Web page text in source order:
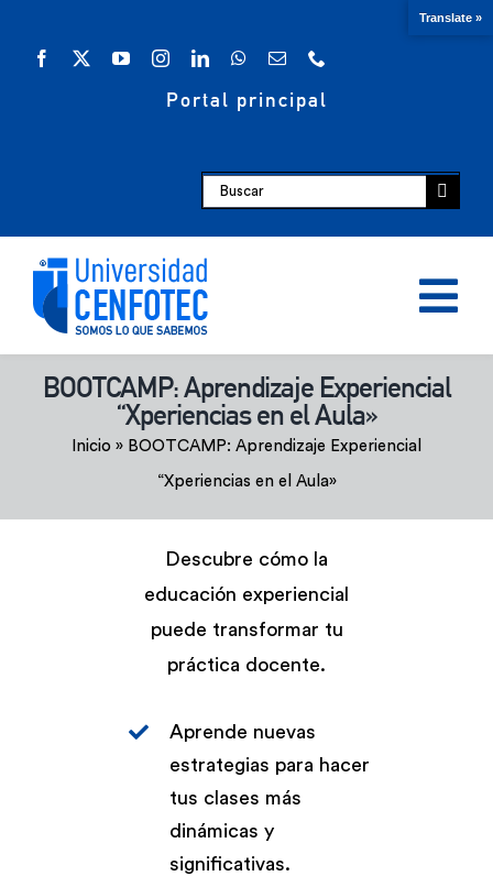
Portal principal
Buscar:
Oferta académica
Escuelas
Bienestar Estudiantil
Investigación y Desarrollo
BOOTCAMP: Aprendizaje Experiencial
“Xperiencias en el Aula»
Inicio » BOOTCAMP: Aprendizaje Experiencial
“Xperiencias en el Aula»
Descubre cómo la
educación experiencial
puede transformar tu
práctica docente.
Aprende nuevas
estrategias para hacer
tus clases más
dinámicas y
significativas.
Translate »